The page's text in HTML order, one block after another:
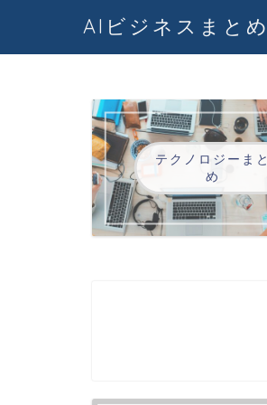
AIビジネスまとめ
テクノロジーまと
め